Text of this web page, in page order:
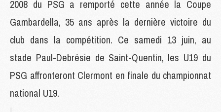
2008 du PSG a remporté cette année la Coupe
Gambardella, 35 ans après la dernière victoire du
club dans la compétition. Ce samedi 13 juin, au
stade Paul-Debrésie de Saint-Quentin, les U19 du
PSG affronteront Clermont en finale du championnat
national U19.